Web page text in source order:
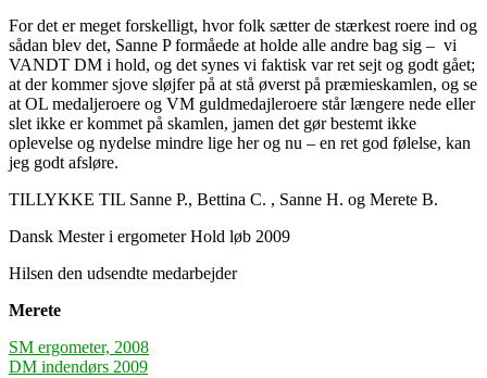
For det er meget forskelligt, hvor folk sætter de stærkest roere ind og
sådan blev det, Sanne P formåede at holde alle andre bag sig – vi
VANDT DM i hold, og det synes vi faktisk var ret sejt og godt gået;
at der kommer sjove sløjfer på at stå øverst på præmieskamlen, og se
at OL medaljeroere og VM guldmedajleroere står længere nede eller
slet ikke er kommet på skamlen, jamen det gør bestemt ikke
oplevelse og nydelse mindre lige her og nu – en ret god følelse, kan
jeg godt afsløre.
TILLYKKE TIL Sanne P., Bettina C. , Sanne H. og Merete B.
Dansk Mester i ergometer Hold løb 2009
Hilsen den udsendte medarbejder
Merete
Indlægsnavigation
SM ergometer, 2008
DM indendørs 2009